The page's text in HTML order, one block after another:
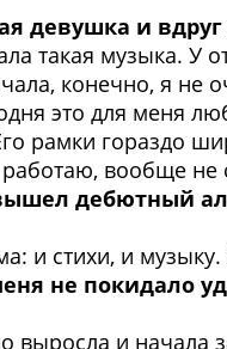
девушка и
такая музыка. У
конечно, я не
это для меня
рамки гораздо
вообще
дебютный
и стихи, и
не покидало
выросла и